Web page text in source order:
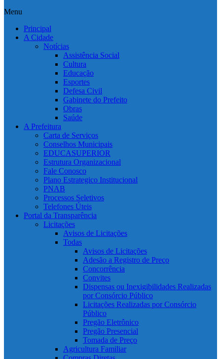
Menu
Principal
A Cidade
Notícias
Assistência Social
Cultura
Educação
Esportes
Defesa Civil
Gabinete do Prefeito
Obras
Saúde
A Prefeitura
Carta de Serviços
Conselhos Municipais
EDUCASUPERIOR
Estrutura Organizacional
Fale Conosco
Plano Estrategico Institucional
PNAB
Processos Seletivos
Telefones Úteis
Portal da Transparência
Licitações
Avisos de Licitações
Todas
Avisos de Licitações
Adesão a Registro de Preço
Concorrência
Convites
Dispensas ou Inexigibilidades Realizadas
por Consórcio Público
Licitações Realizadas por Consórcio
Público
Pregão Eletrônico
Pregão Presencial
Tomada de Preço
Agricultura Familiar